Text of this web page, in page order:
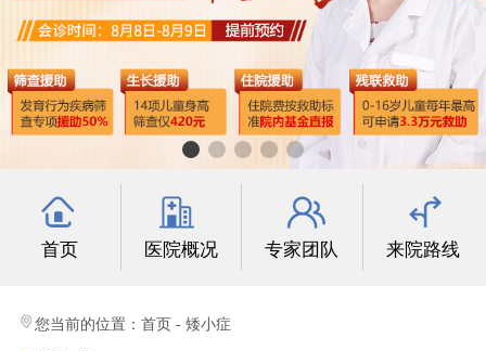
科室导航
行为发育科
小儿内分泌科
首页 医院概况 专家团队 来院路线
您当前的位置： 首页 - 矮小症